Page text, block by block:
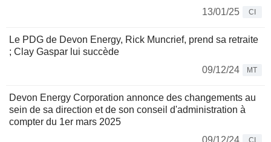
13/01/25
CI
Le PDG de Devon Energy, Rick Muncrief, prend sa retraite
; Clay Gaspar lui succède
09/12/24
MT
Devon Energy Corporation annonce des changements au
sein de sa direction et de son conseil d'administration à
compter du 1er mars 2025
CI